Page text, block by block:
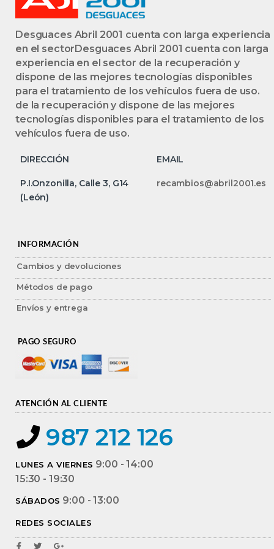
Desguaces Abril 2001 cuenta con larga experiencia
en el sectorDesguaces Abril 2001 cuenta con larga
experiencia en el sector de la recuperación y
dispone de las mejores tecnologías disponibles
para el tratamiento de los vehículos fuera de uso.
de la recuperación y dispone de las mejores
tecnologías disponibles para el tratamiento de los
vehículos fuera de uso.
DIRECCIÓN EMAIL
P.I.Onzonilla, Calle 3, G14
(León)
recambios@abril2001.es
INFORMACIÓN
Cambios y devoluciones
Métodos de pago
Envíos y entrega
PAGO SEGURO
ATENCIÓN AL CLIENTE
987 212 126
LUNES A VIERNES 9:00 - 14:00
15:30 - 19:30
SÁBADOS 9:00 - 13:00
REDES SOCIALES